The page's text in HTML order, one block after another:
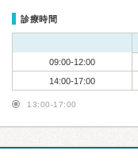
診療時間
09:00-12:00
14:00-17:00
13:00-17:00